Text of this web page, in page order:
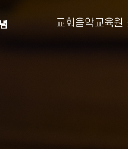
교회음악교육원